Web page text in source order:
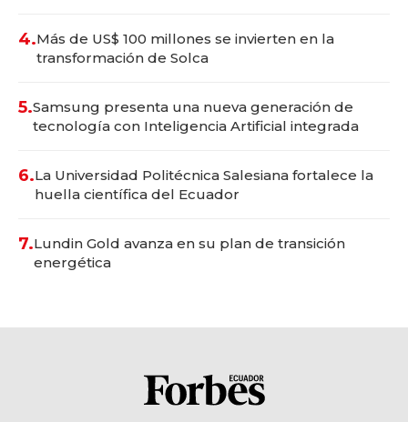
4.Más de US$ 100 millones se invierten en la
transformación de Solca
5.Samsung presenta una nueva generación de
tecnología con Inteligencia Artificial integrada
6.La Universidad Politécnica Salesiana fortalece la
huella científica del Ecuador
7.Lundin Gold avanza en su plan de transición
energética